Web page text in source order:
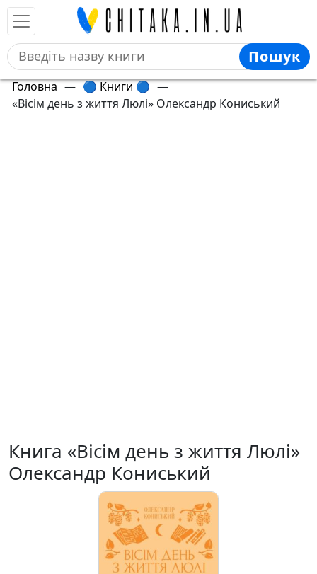
Пошук
Головна — 🔵 Книги 🔵 —
«Вісім день з життя Люлі» Олександр Кониський
Книга «Вісім день з життя Люлі»
Олександр Кониський